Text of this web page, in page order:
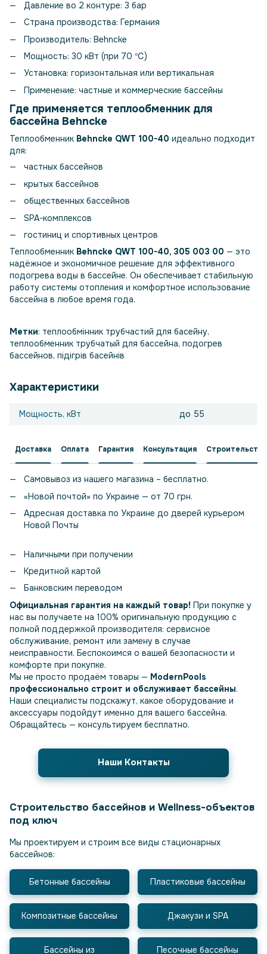
Давление во 2 контуре: 3 бар
Страна производства: Германия
Производитель: Behncke
Мощность: 30 кВт (при 70 ℃)
Установка: горизонтальная или вертикальная
Применение: частные и коммерческие бассейны
Где применяется теплообменник для
бассейна Behncke
Теплообменник Behncke QWT 100-40 идеально подходит
для:
частных бассейнов
крытых бассейнов
общественных бассейнов
SPA-комплексов
гостиниц и спортивных центров
Теплообменник Behncke QWT 100-40, 305 003 00 — это
надёжное и экономичное решение для эффективного
подогрева воды в бассейне. Он обеспечивает стабильную
работу системы отопления и комфортное использование
бассейна в любое время года.
Метки: теплообмінник трубчастий для басейну,
теплообменник трубчатый для бассейна, подогрев
бассейнов, підігрів басейнів
Характеристики
Мощность, кВт до 55
Доставка Оплата Гарантия Консультация Строительство
Самовывоз из нашего магазина – бесплатно.
«Новой почтой» по Украине — от 70 грн.
Адресная доставка по Украине до дверей курьером
Новой Почты
Наличными при получении
Кредитной картой
Банковским переводом
Официальная гарантия на каждый товар! При покупке у
нас вы получаете на 100% оригинальную продукцию с
полной поддержкой производителя: сервисное
обслуживание, ремонт или замену в случае
неисправности. Беспокоимся о вашей безопасности и
комфорте при покупке.
Мы не просто продаём товары — ModernPools
профессионально строит и обслуживает бассейны.
Наши специалисты подскажут, какое оборудование и
аксессуары подойдут именно для вашего бассейна.
Обращайтесь — консультируем бесплатно.
Наши Контакты
Строительство бассейнов и Wellness-объектов
под ключ
Мы проектируем и строим все виды стационарных
бассейнов:
Бетонные бассейны Пластиковые бассейны
Композитные бассейны Джакузи и SPA
Бассейны из
Песочные бассейны